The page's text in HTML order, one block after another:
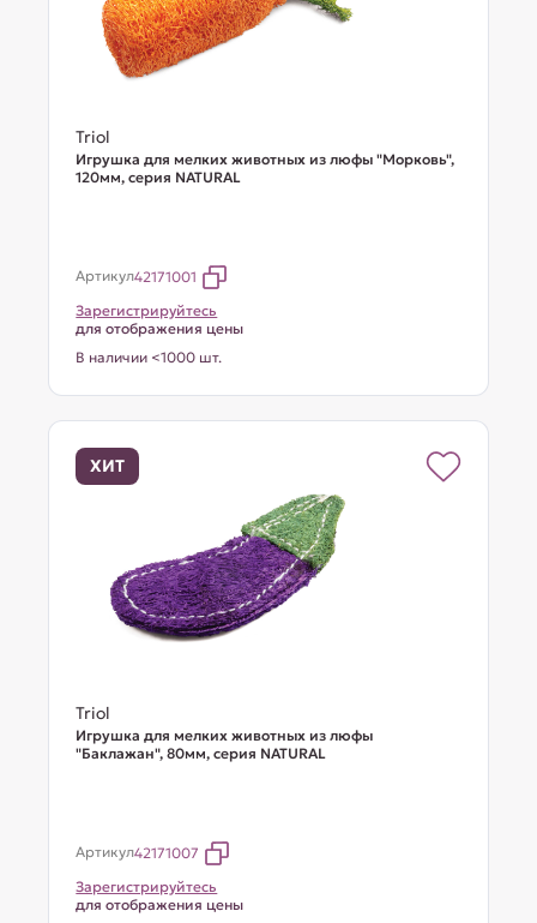
Triol
Игрушка для мелких животных из люфы "Морковь",
120мм, серия NATURAL
Артикул42171001
Зарегистрируйтесь
для отображения цены
В наличии <1000 шт.
ХИТ
Triol
Игрушка для мелких животных из люфы
"Баклажан", 80мм, серия NATURAL
Артикул42171007
Зарегистрируйтесь
для отображения цены